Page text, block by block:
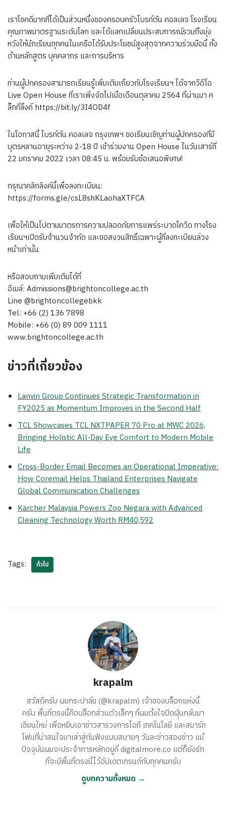
เราโชคดีมากที่ได้เป็นส่วนหนึ่งของครอบครัวไบรท์ตัน คอลเลจ โรงเรียน
คุณภาพมาตรฐานระดับโลก และได้แลกเปลี่ยนประสบการณ์รวมถึงมุ่ง
หวังให้นักเรียนทุกคนในเครือได้รับประโยชน์สูงสุดจากความร่วมมือนี้ ทั้ง
ด้านหลักสูตร บุคคลากร และการบริหาร
ท่านผู้ปกครองสามารถเรียนรู้เพิ่มเติมเกี่ยวกับโรงเรียนฯ ได้จากวีดีโอ
Live Open House ที่เราเพิ่งจัดไปเมื่อเดือนตุลาคม 2564 ที่ผ่านมา ค
ลิ๊กที่ลิ้งค์ https://bit.ly/3I4OD4f
ในโอกาสนี้ ไบรท์ตัน คอลเลจ กรุงเทพฯ ขอเรียนเชิญท่านผู้ปกครองที่มี
บุตรหลานอายุระหว่าง 2-18 ปี เข้าร่วมงาน Open House ในวันเสาร์ที่
22 มกราคม 2022 เวลา 08:45 น. พร้อมรับข้อเสนอพิเศษ!
กรุณาคลิกลิงค์นี้เพื่อลงทะเบียน:
https://forms.gle/csL8shKLaohaXTFCA
เพื่อให้เป็นไปตามมาตรการความปลอดภัยการแพร่ระบาดโควิด ทางโรง
เรียนฯเปิดรับจำนวนจำกัด และขอสงวนสิทธิ์เฉพาะผู้ที่ลงทะเบียนล่วง
หน้าเท่านั้น
หรือสอบถามเพิ่มเติมได้ที่
อีเมล์: Admissions@brightoncollege.ac.th
Line @brightoncollegebkk
Tel: +66 (2) 136 7898
Mobile: +66 (0) 89 009 1111
www.brightoncollege.ac.th
ข่าวที่เกี่ยวข้อง
Lanvin Group Continues Strategic Transformation in
FY2025 as Momentum Improves in the Second Half
TCL Showcases TCL NXTPAPER 70 Pro at MWC 2026,
Bringing Holistic All-Day Eye Comfort to Modern Mobile
Life
Cross-Border Email Becomes an Operational Imperative:
How Coremail Helps Thailand Enterprises Navigate
Global Communication Challenges
Kärcher Malaysia Powers Zoo Negara with Advanced
Cleaning Technology Worth RM40,592
Tags: ทั่วไป
krapalm
สวัสดีครับ ผมกระปาล์ม (@krapalm) เจ้าของบล็อกแห่งนี้
ครับ พื้นที่ตรงนี้คือบล็อกส่วนตัวเล็กๆ ที่ผมตั้งใจปัดฝุ่นกลับมา
เขียนใหม่ เพื่อหยิบเอาข่าวสารวงการไอที เทคโนโลยี และสมาร์ท
โฟนที่น่าสนใจมาเล่าสู่กันฟังแบบสบายๆ วันละข่าวสองข่าว แม้
ปัจจุบันผมจะประจำการหลักอยู่ที่ digitalmore.co แต่ก็ยังรัก
ที่จะมีพื้นที่ตรงนี้ไว้อัปเดตเทรนด์กับทุกคนครับ
ดูบทความทั้งหมด →